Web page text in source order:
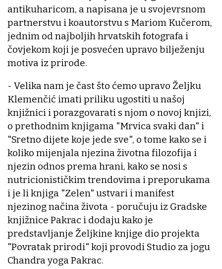
antikuharicom, a napisana je u svojevrsnom
partnerstvu i koautorstvu s Mariom Kučerom,
jednim od najboljih hrvatskih fotografa i
čovjekom koji je posvećen upravo bilježenju
motiva iz prirode.
- Velika nam je čast što ćemo upravo Željku
Klemenčić imati priliku ugostiti u našoj
knjižnici i porazgovarati s njom o novoj knjizi,
o prethodnim knjigama "Mrvica svaki dan" i
"Sretno dijete koje jede sve", o tome kako se i
koliko mijenjala njezina životna filozofija i
njezin odnos prema hrani, kako se nosi s
nutricionističkim trendovima i preporukama
i je li knjiga "Zelen" ustvari i manifest
njezinog načina života - poručuju iz Gradske
knjižnice Pakrac i dodaju kako je
predstavljanje Željkine knjige dio projekta
"Povratak prirodi" koji provodi Studio za jogu
Chandra yoga Pakrac.